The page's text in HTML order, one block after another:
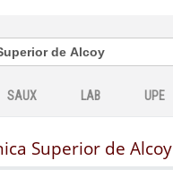
SAUX LAB UPE
Superior de Alcoy